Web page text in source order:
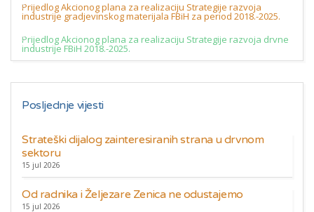
Prijedlog Akcionog plana za realizaciju Strategije razvoja
industrije gradjevinskog materijala FBiH za period 2018.-2025.
Prijedlog Akcionog plana za realizaciju Strategije razvoja drvne
industrije FBiH 2018.-2025.
Posljednje vijesti
Strateški dijalog zainteresiranih strana u drvnom
sektoru
15 jul 2026
Od radnika i Željezare Zenica ne odustajemo
15 jul 2026